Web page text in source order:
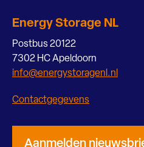
Energy Storage NL
Postbus 20122
7302 HC Apeldoorn
info@energystoragenl.nl
Contactgegevens
Aanmelden